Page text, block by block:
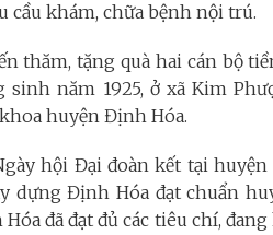
cầu khám, chữa bệnh nội trú.
thăm, tặng quà hai cán bộ
năm 1925, ở xã Kim
huyện Định Hóa.
hội Đại đoàn kết tại
dựng Định Hóa đạt chuẩn
đã đạt đủ các tiêu chí,